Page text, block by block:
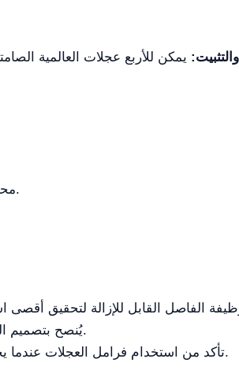
محلات التجميل والعناية بالحيوانات ومتاجر رعاية الحيوانات.
يُنصح بتصميم الصينية لسير الإجراءات السريرية مثل القسطرة وجمع العينات.
تأكد من استخدام فرامل العجلات عندما يحتاج القفص إلى البقاء ثابتاً لضمان سلامة واستقرار الحيوانات.